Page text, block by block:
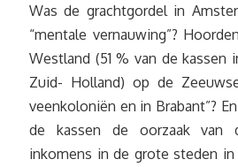
Was de grachtgordel in
“mentale vernauwing”?
Westland (51 % van de kassen
Zuid- Holland) op de
veenkoloniën en in Brabant”?
de kassen de oorzaak van
inkomens in de grote steden in